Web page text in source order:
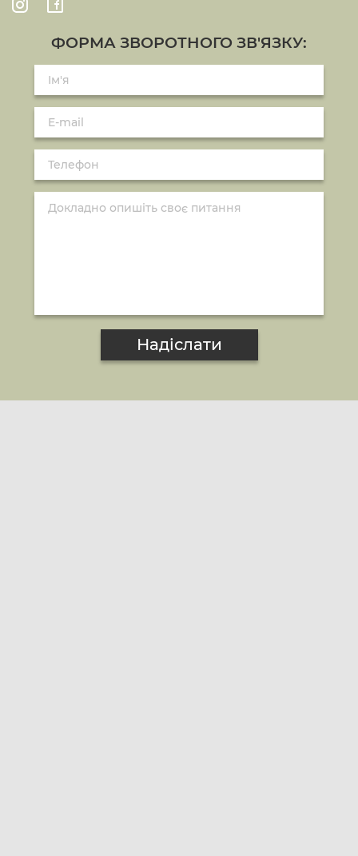
ФОРМА ЗВОРОТНОГО ЗВ'ЯЗКУ:
Надіслати